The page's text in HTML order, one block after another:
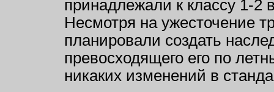
принадлежали к классу 1-2
Несмотря на ужесточение
планировали создать
превосходящего его по
никаких изменений в